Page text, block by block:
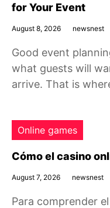
for Your Event
August 8, 2026 newsnest
Good event
what guests will
arrive. That is
Online games
Cómo el casino
August 7, 2026 newsnest
Para comprender